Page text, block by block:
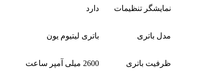
نمایشگر تنظیمات دارد
مدل باتری باتری لیتیوم یون
ظرفیت باتری 2600 میلی آمپر ساعت